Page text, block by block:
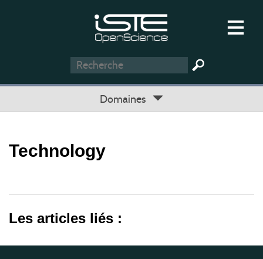
Domaines
Technology
Les articles liés :